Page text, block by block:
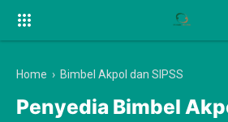
Home › Bimbel Akpol dan SIPSS
Penyedia Bimbel